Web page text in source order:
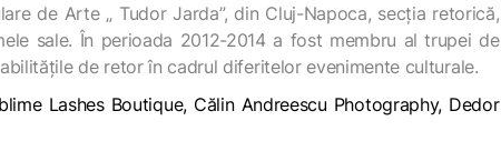
de Arte „ Tudor Jarda”, din Cluj-Napoca, secția retorică,
sale. În perioada 2012-2014 a fost membru al trupei de
de retor în cadrul diferitelor evenimente culturale.
Lashes Boutique, Călin Andreescu Photography, Dedor